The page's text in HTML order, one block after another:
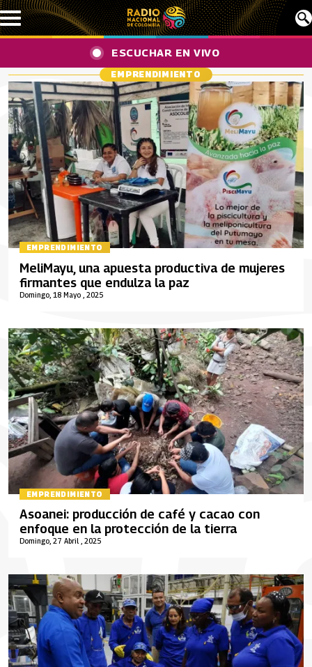
Pasar al contenido principal
ESCUCHAR EN VIVO
EMPRENDIMIENTO
EMPRENDIMIENTO
Domingo, 18 Mayo , 2025
MeliMayu, una apuesta productiva de mujeres
firmantes que endulza la paz
EMPRENDIMIENTO
Domingo, 27 Abril , 2025
Asoanei: producción de café y cacao con
enfoque en la protección de la tierra